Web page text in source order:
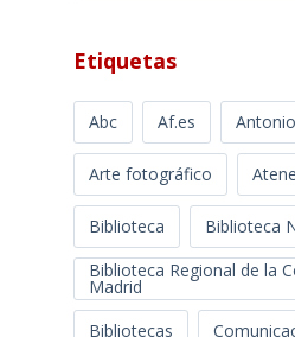
Etiquetas
Abc Af.es
Arte fotográfico
Biblioteca
Biblioteca
Biblioteca Regional de la
Madrid
Bibliotecas